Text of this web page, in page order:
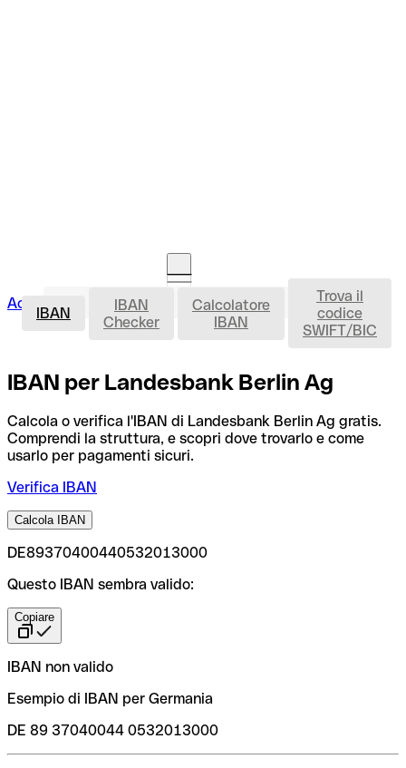
Accedi Avvia la procedura IBAN
IBAN
IBAN
Checker
Calcolatore
IBAN
Trova il
codice
SWIFT/BIC
IBAN per Landesbank Berlin Ag
Calcola o verifica l'IBAN di Landesbank Berlin Ag gratis.
Comprendi la struttura, e scopri dove trovarlo e come
usarlo per pagamenti sicuri.
Verifica IBAN
Calcola IBAN
DE89370400440532013000
Questo IBAN sembra valido:
Copiare
IBAN non valido
Esempio di IBAN per Germania
DE 89 37040044 0532013000